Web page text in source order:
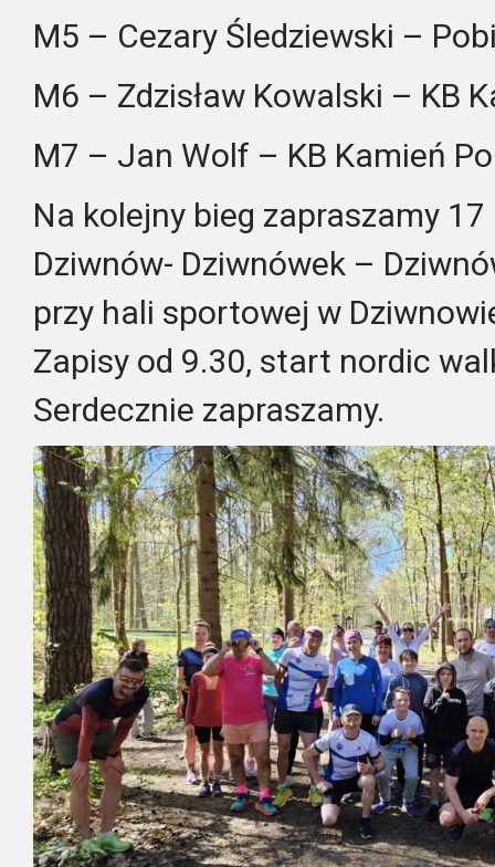
M5 – Cezary Śledziewski –
M6 – Zdzisław Kowalski – KB
M7 – Jan Wolf – KB Kamień
Na kolejny bieg zapraszamy
Dziwnów- Dziwnówek –
przy hali sportowej w
Zapisy od 9.30, start nordic
Serdecznie zapraszamy.